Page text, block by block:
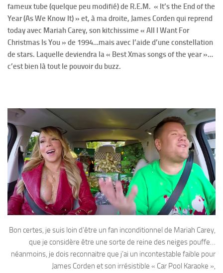
fameux tube (quelque peu modifié) de R.E.M. « It’s the End of the
Year (As We Know It) » et, à ma droite, James Corden qui reprend
today avec Mariah Carey, son kitchissime « All I Want For
Christmas Is You » de 1994…mais avec l’aide d’une constellation
de stars. Laquelle deviendra la « Best Xmas songs of the year »…
c’est bien là tout le pouvoir du buzz.
Bon certes, je suis loin d’être un fan inconditionnel de Mariah Carey,
que je considère être une sorte de reine des neiges pouffe…
néanmoins, je dois reconnaitre que j’ai un incontestable faible pour
James Corden et son irrésistible « Car Pool Karaoke »,